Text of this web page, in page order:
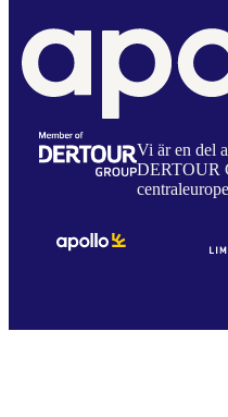
Vi är en del
DERTOUR